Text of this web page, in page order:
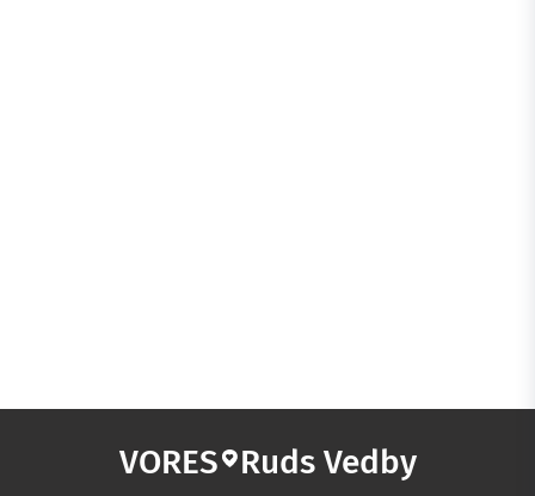
VORES Ruds Vedby